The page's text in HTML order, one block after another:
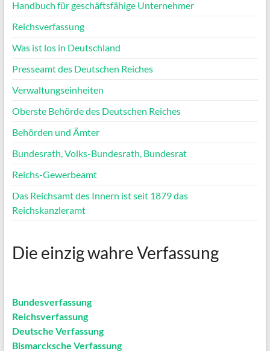
Handbuch für geschäftsfähige Unternehmer
Reichsverfassung
Was ist los in Deutschland
Presseamt des Deutschen Reiches
Verwaltungseinheiten
Oberste Behörde des Deutschen Reiches
Behörden und Ämter
Bundesrath, Volks-Bundesrath, Bundesrat
Reichs-Gewerbeamt
Das Reichsamt des Innern ist seit 1879 das
Reichskanzleramt
Die einzig wahre Verfassung
Bundesverfassung
Reichsverfassung
Deutsche Verfassung
Bismarcksche Verfassung